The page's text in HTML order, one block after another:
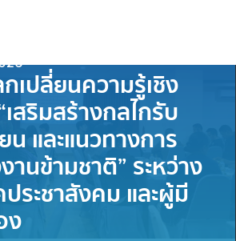
เปลี่ยนความรู้เชิง
สริมสร้างกลไกรับ
น และแนวทางการ
านข้ามชาติ” ระหว่าง
ระชาสังคม และผู้มี
ง